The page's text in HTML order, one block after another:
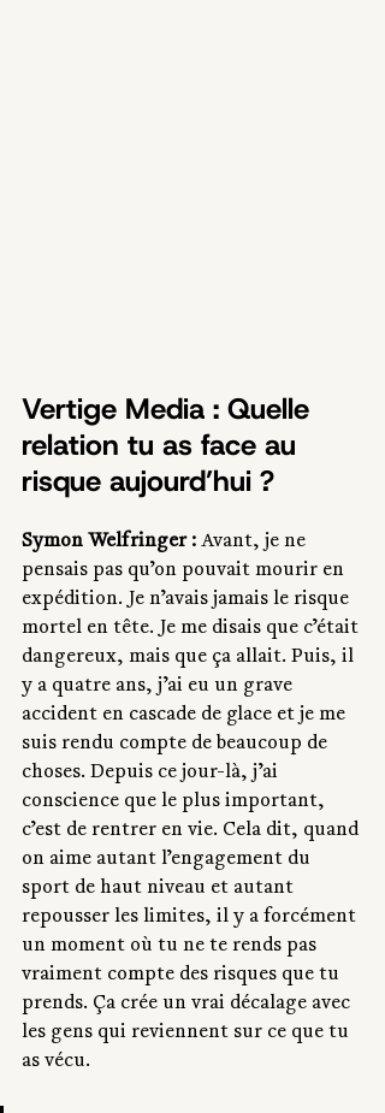
Vertige Media : Quelle
relation tu as face au
risque aujourd’hui ?
Symon Welfringer : Avant, je ne
pensais pas qu’on pouvait mourir en
expédition. Je n’avais jamais le risque
mortel en tête. Je me disais que c’était
dangereux, mais que ça allait. Puis, il
y a quatre ans, j’ai eu un grave
accident en cascade de glace et je me
suis rendu compte de beaucoup de
choses. Depuis ce jour-là, j’ai
conscience que le plus important,
c’est de rentrer en vie. Cela dit, quand
on aime autant l’engagement du
sport de haut niveau et autant
repousser les limites, il y a forcément
un moment où tu ne te rends pas
vraiment compte des risques que tu
prends. Ça crée un vrai décalage avec
les gens qui reviennent sur ce que tu
as vécu.